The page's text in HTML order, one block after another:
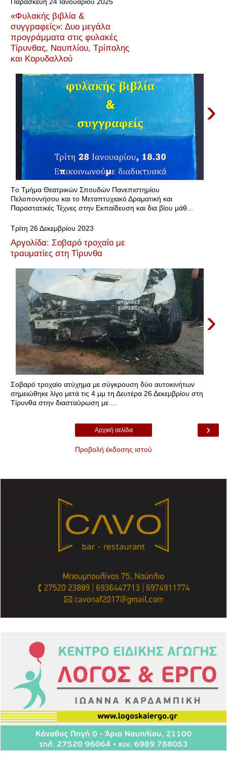
«Φυλακής βιβλία &
συγγραφείς»: Δυο μεγάλα
προγράμματα στις φυλακές
Τίρυνθας, Ναυπλίου, Τρίπολης
και Κορυδαλλού
›
Tο Τμήμα Θεατρικών Σπουδών Πανεπιστημίου
Πελοποννήσου και το Μεταπτυχιακό Δραματική και
Παραστατικές Τέχνες στην Εκπαίδευση και δια βίου μάθ...
Τρίτη 26 Δεκεμβρίου 2023
Αργολίδα: Σοβαρό τροχαίο με
τραυματίες στη Τίρυνθα
›
Σοβαρό τροχαίο ατύχημα με σύγκρουση δύο αυτοκινήτων
σημειώθηκε λίγο μετά τις 4 μμ τη Δευτέρα 26 Δεκεμβρίου στη
Τίρυνθα στην διασταύρωση με ...
›
Αρχική σελίδα
Προβολή έκδοσης ιστού